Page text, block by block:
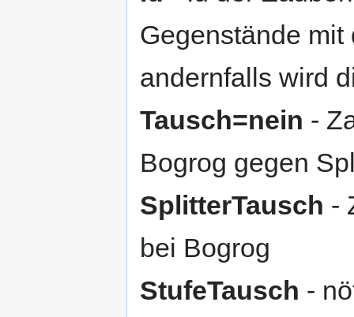
Gegenstände
andernfalls wird
Tausch=nein -
Bogrog gegen
SplitterTausch -
bei Bogrog
StufeTausch -